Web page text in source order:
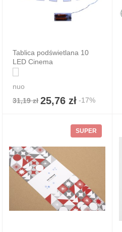
Tablica podświetlana 10
LED Cinema
nuo
31,19 zł 25,76 zł -17%
SUPER